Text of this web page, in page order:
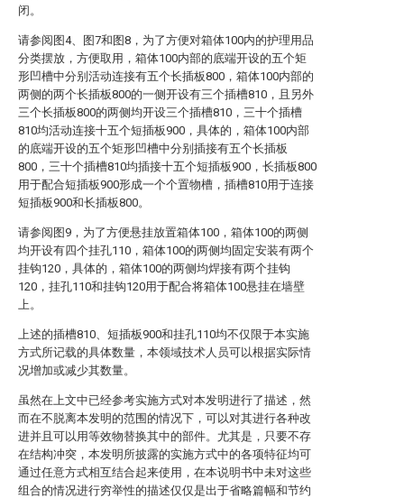
闭。
请参阅图4、图7和图8，为了方便对箱体100内的护理用品
分类摆放，方便取用，箱体100内部的底端开设的五个矩
形凹槽中分别活动连接有五个长插板800，箱体100内部的
两侧的两个长插板800的一侧开设有三个插槽810，且另外
三个长插板800的两侧均开设三个插槽810，三十个插槽
810均活动连接十五个短插板900，具体的，箱体100内部
的底端开设的五个矩形凹槽中分别插接有五个长插板
800，三十个插槽810均插接十五个短插板900，长插板800
用于配合短插板900形成一个个置物槽，插槽810用于连接
短插板900和长插板800。
请参阅图9，为了方便悬挂放置箱体100，箱体100的两侧
均开设有四个挂孔110，箱体100的两侧均固定安装有两个
挂钩120，具体的，箱体100的两侧均焊接有两个挂钩
120，挂孔110和挂钩120用于配合将箱体100悬挂在墙壁
上。
上述的插槽810、短插板900和挂孔110均不仅限于本实施
方式所记载的具体数量，本领域技术人员可以根据实际情
况增加或减少其数量。
虽然在上文中已经参考实施方式对本发明进行了描述，然
而在不脱离本发明的范围的情况下，可以对其进行各种改
进并且可以用等效物替换其中的部件。尤其是，只要不存
在结构冲突，本发明所披露的实施方式中的各项特征均可
通过任意方式相互结合起来使用，在本说明书中未对这些
组合的情况进行穷举性的描述仅仅是出于省略篇幅和节约